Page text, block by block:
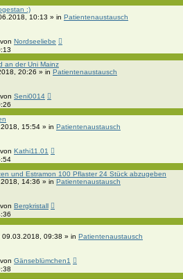
:)
10:13 » in Patientenaustausch
von Nordseeliebe
an der Uni Mainz
20:26 » in Patientenaustausch
von Seni0014
15:54 » in Patientenaustausch
von Kathi11.01
und Estramon 100 Pflaster 24 Stück abzugeben
14:36 » in Patientenaustausch
von Bergkristall
09.03.2018, 09:38 » in Patientenaustausch
von Gänseblümchen1